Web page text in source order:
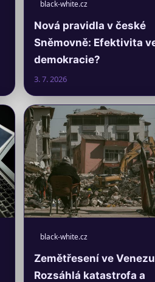
black-white.cz
Nová pravidla v české
Sněmovně: Efektivita
demokracie?
3. 7. 2026
black-white.cz
Zemětřesení ve
Rozsáhlá katastrofa a